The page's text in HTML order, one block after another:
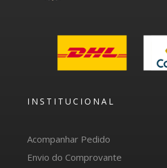
INSTITUCIONAL
Acompanhar Pedido
Envio do Comprovante